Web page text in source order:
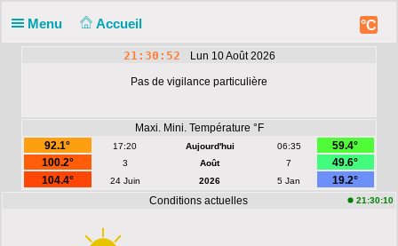
Menu Accueil °C
21:30:52 Lun 10 Août 2026
Pas de vigilance particulière
Maxi. Mini. Température °F
92.1°
17:20 Aujourd'hui 06:35
59.4°
100.2°
3 Août 7
49.6°
104.4°
24 Juin 2026 5 Jan
19.2°
Conditions actuelles
21:30:10